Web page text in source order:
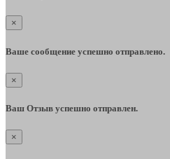
×
Ваше сообщение успешно отправлено.
×
Ваш Отзыв успешно отправлен.
×